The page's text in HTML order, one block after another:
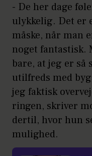
- De her dage
ulykkelig. Det er
måske, når man
noget fantastisk.
bare, at jeg er så
utilfreds med
jeg faktisk
ringen, skriver
dertil, hvor hun
mulighed.